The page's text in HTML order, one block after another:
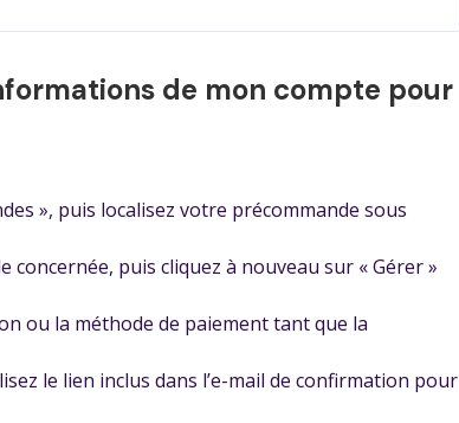
de mon compte pour
», puis localisez votre précommande sous
concernée, puis cliquez à nouveau sur « Gérer »
ou la méthode de paiement tant que la
le lien inclus dans l’e-mail de confirmation pour